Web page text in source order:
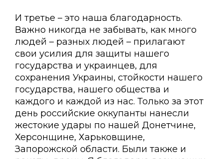
И третье – это наша благодарность.
Важно никогда не забывать, как много
людей – разных людей – прилагают
свои усилия для защиты нашего
государства и украинцев, для
сохранения Украины, стойкости нашего
государства, нашего общества и
каждого и каждой из нас. Только за этот
день российские оккупанты нанесли
жестокие удары по нашей Донетчине,
Херсонщине, Харьковщине,
Запорожской области. Были также и